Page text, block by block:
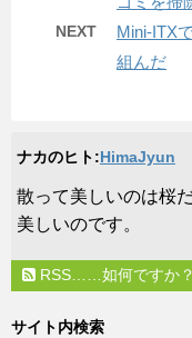
NEXT
Mini-ITX
組んだ
ナカのヒト:HimaJyun
散って美しいのは桜
美しいのです。
RSS……如何ですか？
サイト内検索